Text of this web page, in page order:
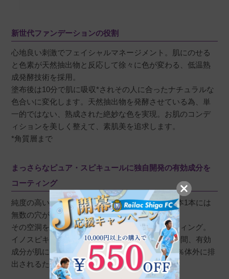
新世代ファンデーションの役割
心地良い刺激でフェイシャルマネージメント。肌にのせる
と色素が天然抽出物と反応して徐々に色が変わる、低温熟
成発酵技術を採用。
塗布後は10分で肌に吸収*されその人に合ったナチュラルな
色合いに変化します。天然抽出物を発酵させている為、単
一的ではない、熟成された絶妙な色を実現。お肌のコンデ
ィションを美しく整えて、素肌美を追求します。
*角質層まで
まっさらなピュア・スピキュールに独自開発の有効成分を
コーティング
純度の高いイノスピキュール（針）には、その1本1本には
無数の穴があいています。
その空洞を有効成分で満たしながら全体をコーティング。
イノスピキュールが肌に到達した後、最大で72時間、有効
成分が肌に届けられます。スピキュールは、100％体外に排
出されるため、安心してご使用いただけます。